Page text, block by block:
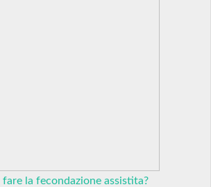
fare la fecondazione assistita?